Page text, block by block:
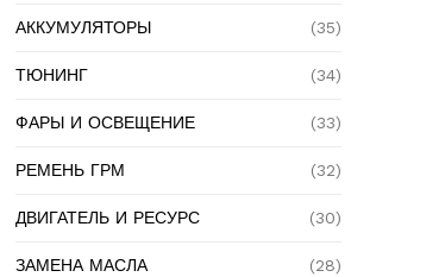
АККУМУЛЯТОРЫ (35)
ТЮНИНГ (34)
ФАРЫ И ОСВЕЩЕНИЕ (33)
РЕМЕНЬ ГРМ (32)
ДВИГАТЕЛЬ И РЕСУРС (30)
ЗАМЕНА МАСЛА (28)